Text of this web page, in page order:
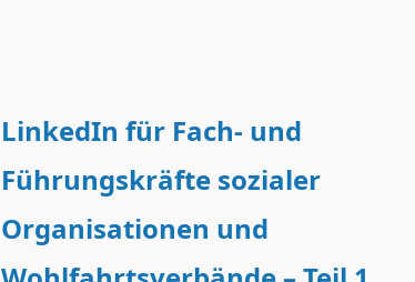
LinkedIn für Fach- und
Führungskräfte sozialer
Organisationen und